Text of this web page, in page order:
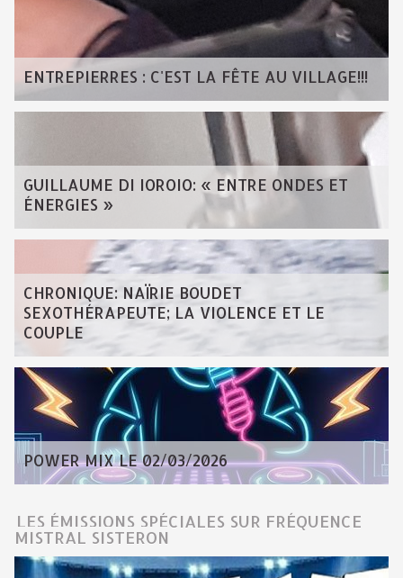
ENTREPIERRES : C'EST LA FÊTE AU VILLAGE!!!
GUILLAUME DI IOROIO: « ENTRE ONDES ET
ÉNERGIES »
CHRONIQUE: NAÏRIE BOUDET
SEXOTHÉRAPEUTE; LA VIOLENCE ET LE
COUPLE
POWER MIX LE 02/03/2026
LES ÉMISSIONS SPÉCIALES SUR FRÉQUENCE
MISTRAL SISTERON